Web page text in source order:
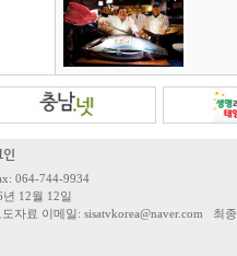
인
064-744-9934
12월 12일
료 이메일: sisatvkorea@naver.com 최